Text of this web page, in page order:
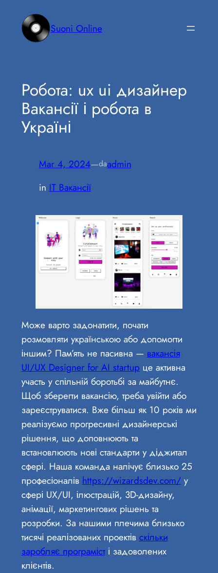
contenuto
Suoni Online
Робота: ux ui дизайнер
Вакансії і робота в
Україні
Mar 4, 2024—daadmin
in IT Вакансії
Може варто задонатити, почати
розмовляти українською або допомогти
іншим? Пам’ять не пасивна — вакансія
UI/UX Designer for AI startup це активна
участь у спільній боротьбі за майбутнє.
Щоб зберегти вакансію, треба увійти або
зареєструватися. Вже більш як 10 років ми
реалізуємо прогресивні дизайнерські
рішення, що доповнюють та
встановлюють нові стандарти у діджитал
сфері. Наша команда налічує близько 25
професіоналів https://wizardsdev.com/ у
сфері UX/UI, ілюстрацій, 3D-дизайну,
анімації, маркетингових рішень та
розробки. За нашими плечима близько
тисячі реалізованих проектів скільки
заробляє програмісті задоволених
клієнтів.